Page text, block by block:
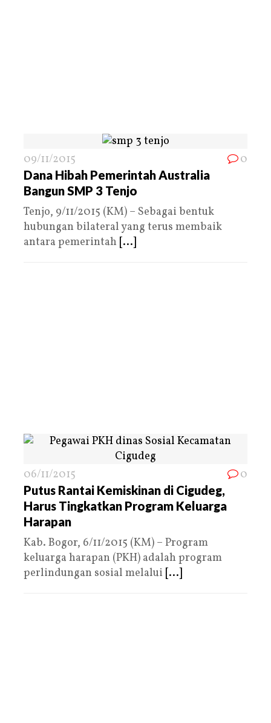
09/11/2015 0
Dana Hibah Pemerintah Australia
Bangun SMP 3 Tenjo
Tenjo, 9/11/2015 (KM) – Sebagai bentuk
hubungan bilateral yang terus membaik
antara pemerintah [...]
06/11/2015 0
Putus Rantai Kemiskinan di Cigudeg,
Harus Tingkatkan Program Keluarga
Harapan
Kab. Bogor, 6/11/2015 (KM) – Program
keluarga harapan (PKH) adalah program
perlindungan sosial melalui [...]